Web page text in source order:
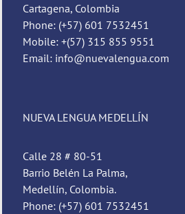
Cartagena, Colombia
Phone: (+57) 601 7532451
Mobile: +(57) 315 855 9551
Email: info@nuevalengua.com
NUEVA LENGUA MEDELLÍN
Calle 28 # 80-51
Barrio Belén La Palma,
Medellín, Colombia.
Phone: (+57) 601 7532451